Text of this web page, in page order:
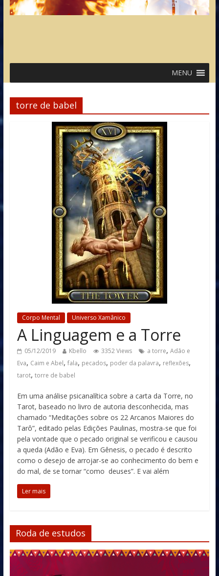
MENU
torre de babel
Corpo Mental Universo Xamânico
A Linguagem e a Torre
05/12/2019 Kbello 3352 Views a torre, Adão e
Eva, Caim e Abel, fala, pecados, poder da palavra, reflexões,
tarot, torre de babel
Em uma análise psicanalítica sobre a carta da Torre, no
Tarot, baseado no livro de autoria desconhecida, mas
chamado “Meditações sobre os 22 Arcanos Maiores do
Tarô”, editado pelas Edições Paulinas, mostra-se que foi
pela vontade que o pecado original se verificou e causou
a queda (Adão e Eva). Em Gênesis, o pecado é descrito
como o desejo de arrojar-se ao conhecimento do bem e
do mal, de se tornar “como deuses”. E vai além
Ler mais
Roda de estudos